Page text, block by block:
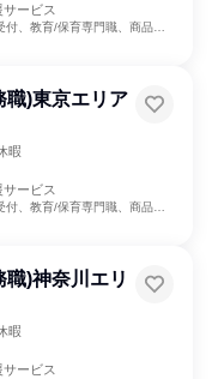
ービス
、教育/保育専門職、商品企画
職)東京エリア
暇
ービス
、教育/保育専門職、商品企画
)神奈川エリ
暇
ービス